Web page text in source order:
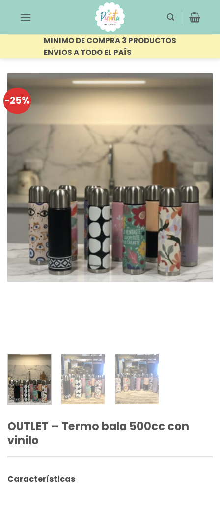
MINIMO DE COMPRA 3 PRODUCTOS
ENVIOS A TODO EL PAÍS
-25%
OUTLET – Termo bala 500cc con
vinilo
Características